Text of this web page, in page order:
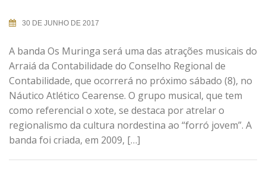
30 DE JUNHO DE 2017
A banda Os Muringa será uma das atrações musicais do
Arraiá da Contabilidade do Conselho Regional de
Contabilidade, que ocorrerá no próximo sábado (8), no
Náutico Atlético Cearense. O grupo musical, que tem
como referencial o xote, se destaca por atrelar o
regionalismo da cultura nordestina ao “forró jovem”. A
banda foi criada, em 2009, […]